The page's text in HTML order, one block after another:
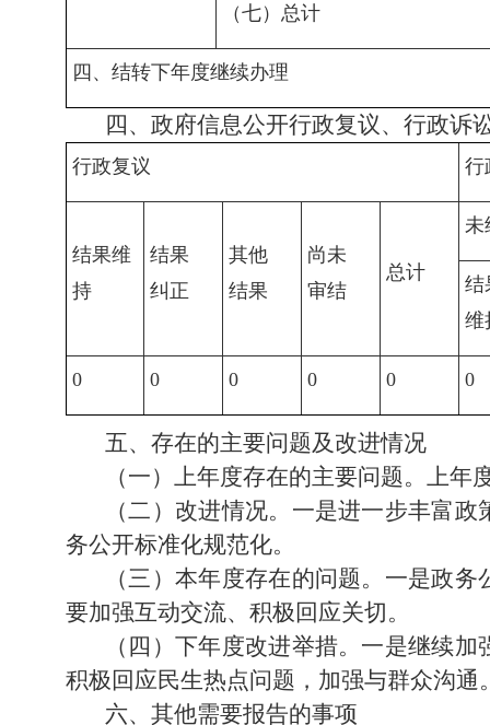
（七）总计
四、结转下年度继续办理
四、政府信息公开行政复议、行政诉
行政复议 行
结果维
持
结果
纠正
其他
结果
尚未
审结
总计
未
结
维
0 0 0 0 0 0
五、存在的主要问题及改进情况
（一）上年度存在的主要问题。上
（二）改进情况。一是进一步丰富
务公开标准化规范化。
（三）本年度存在的问题。一是政
要加强互动交流、积极回应关切。
（四）下年度改进举措。一是继续
积极回应民生热点问题，加强与群众沟通
六、其他需要报告的事项